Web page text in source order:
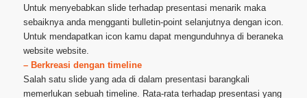
Untuk menyebabkan slide terhadap presentasi menarik maka
sebaiknya anda mengganti bulletin-point selanjutnya dengan icon.
Untuk mendapatkan icon kamu dapat mengunduhnya di beraneka
website website.
– Berkreasi dengan timeline
Salah satu slide yang ada di dalam presentasi barangkali
memerlukan sebuah timeline. Rata-rata terhadap presentasi yang